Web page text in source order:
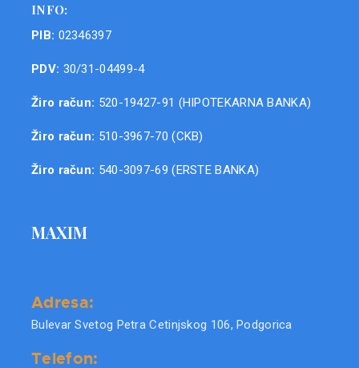
INFO:
PIB: 02346397
PDV: 30/31-04499-4
Žiro račun: 520-19427-91 (HIPOTEKARNA BANKA)
Žiro račun: 510-3967-70 (CKB)
Žiro račun: 540-3097-69 (ERSTE BANKA)
MAXIM
Adresa:
Bulevar Svetog Petra Cetinjskog 106, Podgorica
Telefon: